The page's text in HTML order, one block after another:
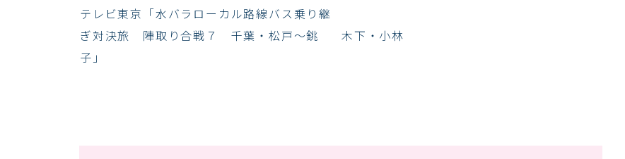
テレビ東京「水バラローカル路線バス乗り継
ぎ対決旅 陣取り合戦７ 千葉・松戸～銚
子」
木下・小林